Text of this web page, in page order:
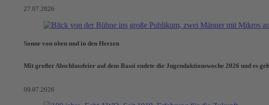
27.07.2026
Sonne von oben und in den Herzen
Mit großer Abschlussfeier auf dem Bassi endete die Jugendaktionswoche 2026 und es
09.07.2026